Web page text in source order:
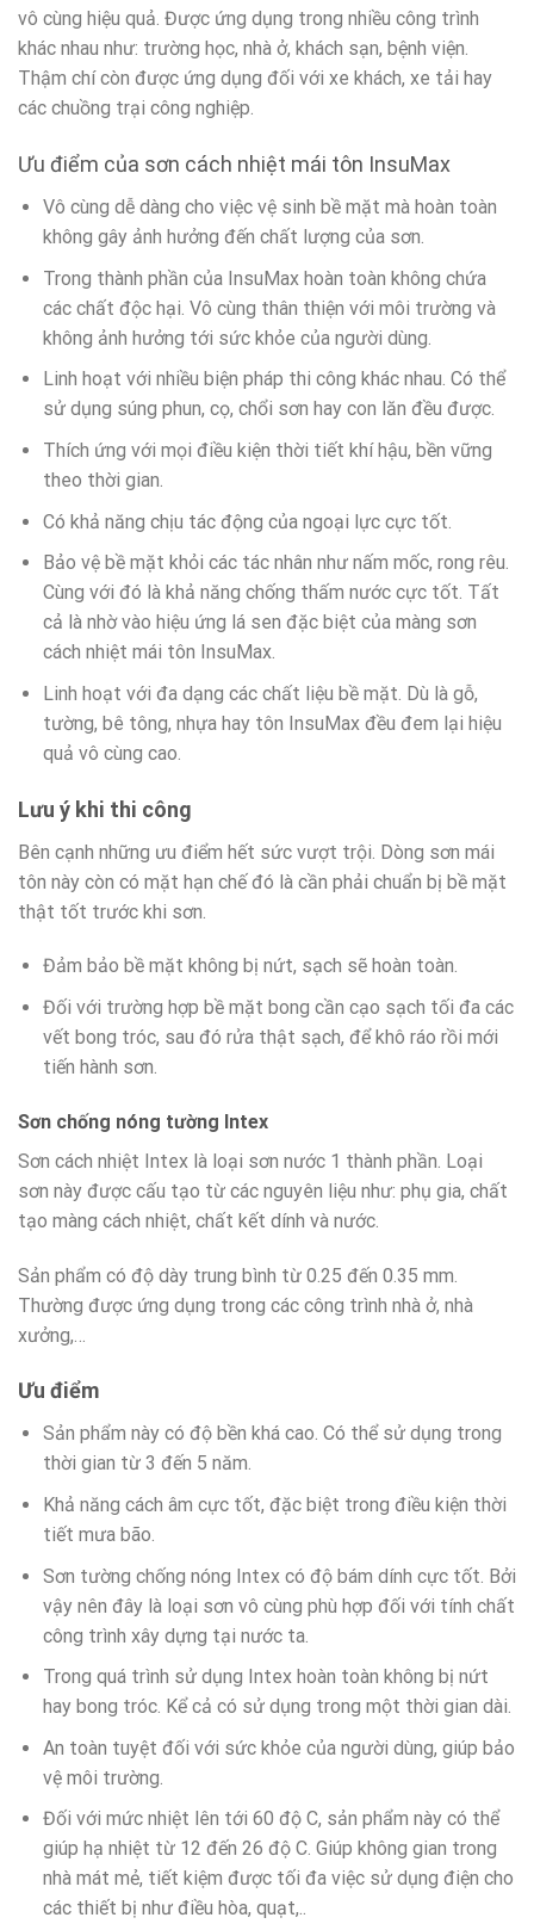
vô cùng hiệu quả. Được ứng dụng trong nhiều công trình
khác nhau như: trường học, nhà ở, khách sạn, bệnh viện.
Thậm chí còn được ứng dụng đối với xe khách, xe tải hay
các chuồng trại công nghiệp.
Ưu điểm của sơn cách nhiệt mái tôn InsuMax
Vô cùng dễ dàng cho việc vệ sinh bề mặt mà hoàn toàn
không gây ảnh hưởng đến chất lượng của sơn.
Trong thành phần của InsuMax hoàn toàn không chứa
các chất độc hại. Vô cùng thân thiện với môi trường và
không ảnh hưởng tới sức khỏe của người dùng.
Linh hoạt với nhiều biện pháp thi công khác nhau. Có thể
sử dụng súng phun, cọ, chổi sơn hay con lăn đều được.
Thích ứng với mọi điều kiện thời tiết khí hậu, bền vững
theo thời gian.
Có khả năng chịu tác động của ngoại lực cực tốt.
Bảo vệ bề mặt khỏi các tác nhân như nấm mốc, rong rêu.
Cùng với đó là khả năng chống thấm nước cực tốt. Tất
cả là nhờ vào hiệu ứng lá sen đặc biệt của màng sơn
cách nhiệt mái tôn InsuMax.
Linh hoạt với đa dạng các chất liệu bề mặt. Dù là gỗ,
tường, bê tông, nhựa hay tôn InsuMax đều đem lại hiệu
quả vô cùng cao.
Lưu ý khi thi công
Bên cạnh những ưu điểm hết sức vượt trội. Dòng sơn mái
tôn này còn có mặt hạn chế đó là cần phải chuẩn bị bề mặt
thật tốt trước khi sơn.
Đảm bảo bề mặt không bị nứt, sạch sẽ hoàn toàn.
Đối với trường hợp bề mặt bong cần cạo sạch tối đa các
vết bong tróc, sau đó rửa thật sạch, để khô ráo rồi mới
tiến hành sơn.
Sơn chống nóng tường Intex
Sơn cách nhiệt Intex là loại sơn nước 1 thành phần. Loại
sơn này được cấu tạo từ các nguyên liệu như: phụ gia, chất
tạo màng cách nhiệt, chất kết dính và nước.
Sản phẩm có độ dày trung bình từ 0.25 đến 0.35 mm.
Thường được ứng dụng trong các công trình nhà ở, nhà
xưởng,…
Ưu điểm
Sản phẩm này có độ bền khá cao. Có thể sử dụng trong
thời gian từ 3 đến 5 năm.
Khả năng cách âm cực tốt, đặc biệt trong điều kiện thời
tiết mưa bão.
Sơn tường chống nóng Intex có độ bám dính cực tốt. Bởi
vậy nên đây là loại sơn vô cùng phù hợp đối với tính chất
công trình xây dựng tại nước ta.
Trong quá trình sử dụng Intex hoàn toàn không bị nứt
hay bong tróc. Kể cả có sử dụng trong một thời gian dài.
An toàn tuyệt đối với sức khỏe của người dùng, giúp bảo
vệ môi trường.
Đối với mức nhiệt lên tới 60 độ C, sản phẩm này có thể
giúp hạ nhiệt từ 12 đến 26 độ C. Giúp không gian trong
nhà mát mẻ, tiết kiệm được tối đa việc sử dụng điện cho
các thiết bị như điều hòa, quạt,..